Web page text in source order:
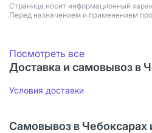
Страница носит информационный
Перед назначением и применением
Посмотреть все
Доставка и самовывоз в
Условия доставки
Самовывоз в Чебоксарах